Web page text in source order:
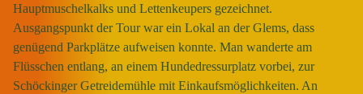
Hauptmuschelkalks und Lettenkeupers gezeichnet.
Ausgangspunkt der Tour war ein Lokal an der Glems, dass
genügend Parkplätze aufweisen konnte. Man wanderte am
Flüsschen entlang, an einem Hundedressurplatz vorbei, zur
Schöckinger Getreidemühle mit Einkaufsmöglichkeiten. An